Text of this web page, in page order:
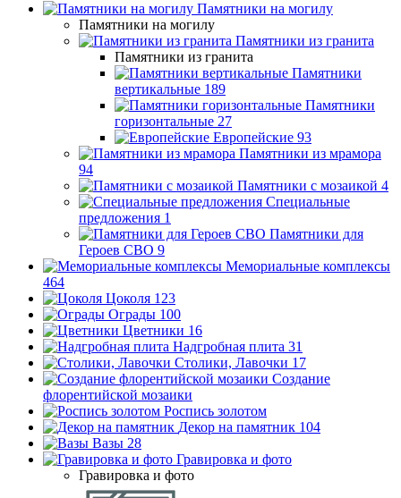
Памятники на могилу
Памятники на могилу
Памятники из гранита
Памятники из гранита
Памятники
вертикальные 189
Памятники
горизонтальные 27
Европейские 93
Памятники из мрамора
94
Памятники с мозаикой 4
Специальные
предложения 1
Памятники для
Героев СВО 9
Мемориальные комплексы
464
Цоколя 123
Ограды 100
Цветники 16
Надгробная плита 31
Столики, Лавочки 17
Создание
флорентийской мозаики
Роспись золотом
Декор на памятник 104
Вазы 28
Гравировка и фото
Гравировка и фото